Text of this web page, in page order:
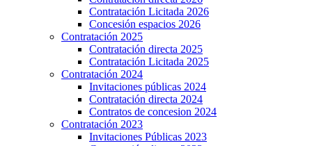
Contratación Licitada 2026
Concesión espacios 2026
Contratación 2025
Contratación directa 2025
Contratación Licitada 2025
Contratación 2024
Invitaciones públicas 2024
Contratación directa 2024
Contratos de concesion 2024
Contratación 2023
Invitaciones Públicas 2023